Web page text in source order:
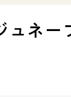
ュネー